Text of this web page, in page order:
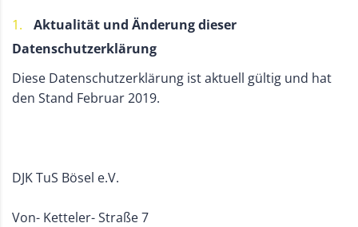
Aktualität und Änderung dieser
Datenschutzerklärung
Diese Datenschutzerklärung ist aktuell gültig und hat
den Stand Februar 2019.
DJK TuS Bösel e.V.
Von- Ketteler- Straße 7